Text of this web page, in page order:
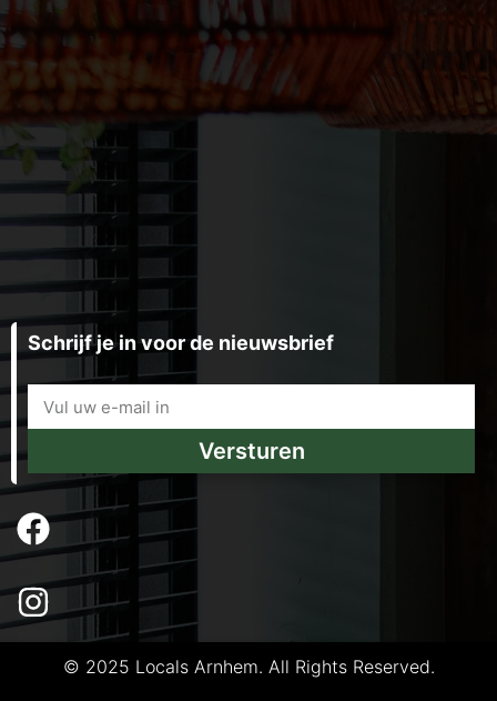
Schrijf je in voor de nieuwsbrief
Versturen
© 2025 Locals Arnhem. All Rights Reserved.